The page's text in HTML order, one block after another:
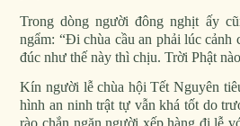
Trong dòng người đông nghịt ấy
ngẩm: “Đi chùa cầu an phải lúc cảnh
đúc như thế này thì chịu. Trời Phật
Kín người lễ chùa hội Tết Nguyên
hình an ninh trật tự vẫn khá tốt do
rào chắn ngăn người xếp hàng đi lễ